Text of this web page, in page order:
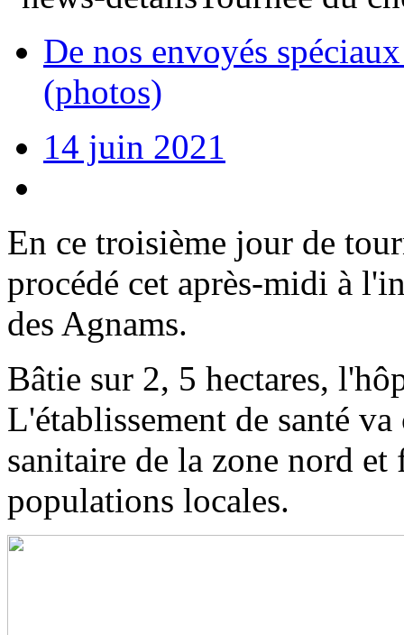
De nos envoyés
(photos)
14 juin 2021
En ce troisième jour de
procédé cet après-midi à
des Agnams.
Bâtie sur 2, 5 hectares,
L'établissement de santé
sanitaire de la zone nord
populations locales.